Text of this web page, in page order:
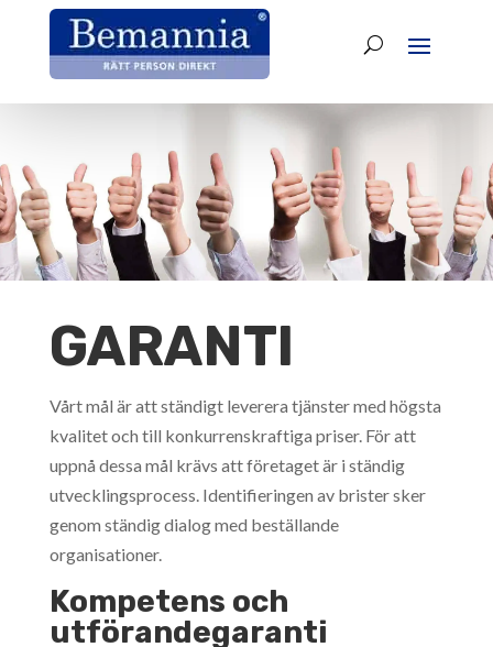
GARANTI
Vårt mål är att ständigt leverera tjänster med högsta
kvalitet och till konkurrenskraftiga priser. För att
uppnå dessa mål krävs att företaget är i ständig
utvecklingsprocess. Identifieringen av brister sker
genom ständig dialog med beställande
organisationer.
Kompetens och
utförandegaranti